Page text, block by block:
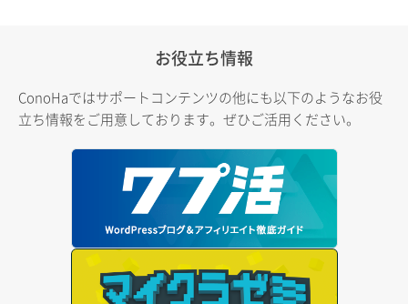
お役立ち情報
ConoHaではサポートコンテンツの他にも以下のようなお役
立ち情報をご用意しております。ぜひご活用ください。